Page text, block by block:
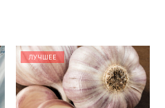
ЛУЧШЕЕ